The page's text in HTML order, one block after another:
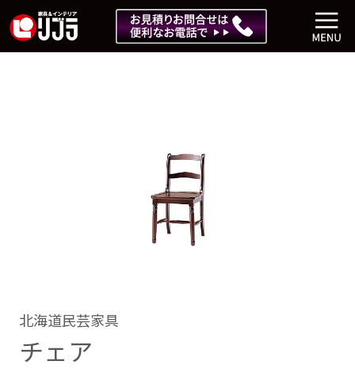
北海道民芸家具
チェア